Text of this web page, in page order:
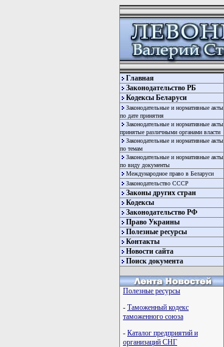
Главная
Законодательство РБ
Кодексы Беларуси
Законодательные и нормативные акты
по дате принятия
Законодательные и нормативные акты
принятые различными органами власти
Законодательные и нормативные акты
по темам
Законодательные и нормативные акты
по виду документы
Международное право в Беларуси
Законодательство СССР
Законы других стран
Кодексы
Законодательство РФ
Право Украины
Полезные ресурсы
Контакты
Новости сайта
Поиск документа
Полезные ресурсы
- Таможенный кодекс
таможенного союза
- Каталог предприятий и
организаций СНГ